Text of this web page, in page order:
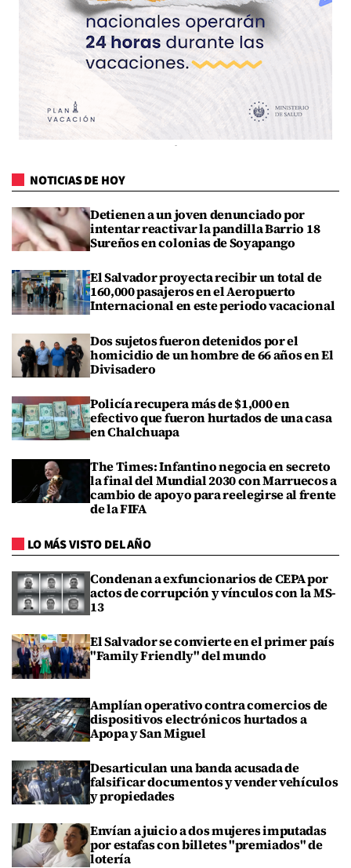
NOTICIAS DE HOY
Detienen a un joven denunciado por
intentar reactivar la pandilla Barrio 18
Sureños en colonias de Soyapango
El Salvador proyecta recibir un total de
160,000 pasajeros en el Aeropuerto
Internacional en este periodo vacacional
Dos sujetos fueron detenidos por el
homicidio de un hombre de 66 años en El
Divisadero
Policía recupera más de $1,000 en
efectivo que fueron hurtados de una casa
en Chalchuapa
The Times: Infantino negocia en secreto
la final del Mundial 2030 con Marruecos a
cambio de apoyo para reelegirse al frente
de la FIFA
LO MÁS VISTO DEL AÑO
Condenan a exfuncionarios de CEPA por
actos de corrupción y vínculos con la MS-
13
El Salvador se convierte en el primer país
"Family Friendly" del mundo
Amplían operativo contra comercios de
dispositivos electrónicos hurtados a
Apopa y San Miguel
Desarticulan una banda acusada de
falsificar documentos y vender vehículos
y propiedades
Envían a juicio a dos mujeres imputadas
por estafas con billetes "premiados" de
lotería